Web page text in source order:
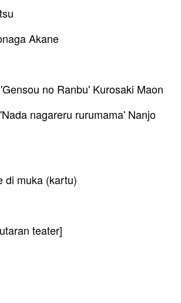
Akane
no Ranbu' Kurosaki Maon
nagareru rurumama' Nanjo
di muka (kartu)
teater]